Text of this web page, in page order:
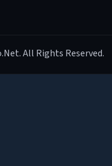
All Rights Reserved.